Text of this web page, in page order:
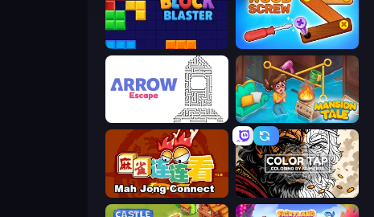
Block Blaster Wood Screw: Bolts Puzzle
Arrow Escape Mansion Tale: Merge Secrets
Mahjong Connect (Legacy) Color Tap: Coloring by Numbers